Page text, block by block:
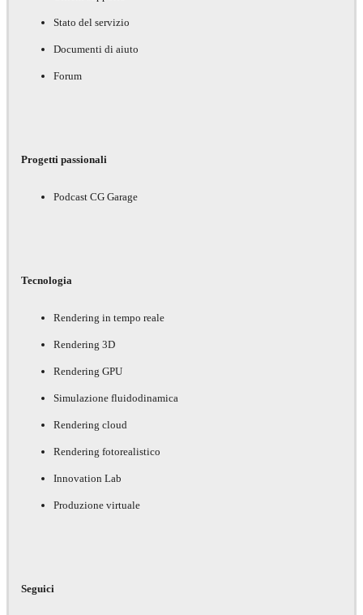
Stato del servizio
Documenti di aiuto
Forum
Progetti passionali
Podcast CG Garage
Tecnologia
Rendering in tempo reale
Rendering 3D
Rendering GPU
Simulazione fluidodinamica
Rendering cloud
Rendering fotorealistico
Innovation Lab
Produzione virtuale
Seguici